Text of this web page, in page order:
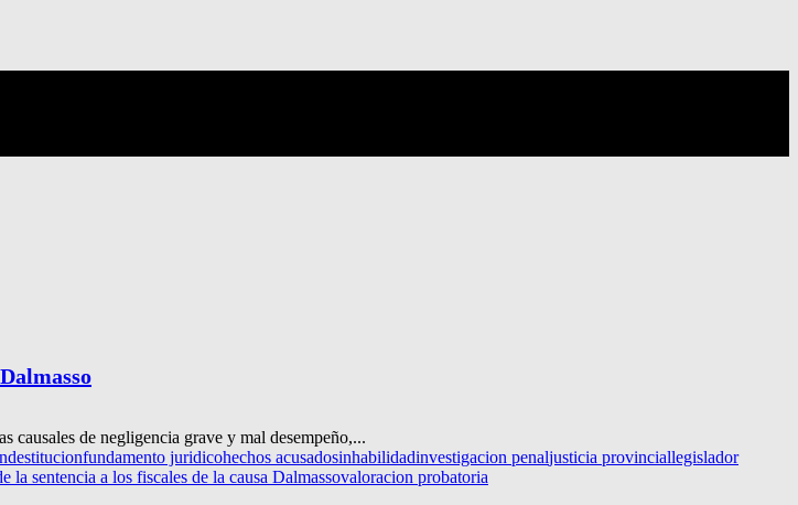
causales de negligencia grave y mal desempeño,...
destitucionfundamento juridicohechos acusadosinhabilidadinvestigacion penaljusticia provinciallegislador
la sentencia a los fiscales de la causa Dalmassovaloracion probatoria